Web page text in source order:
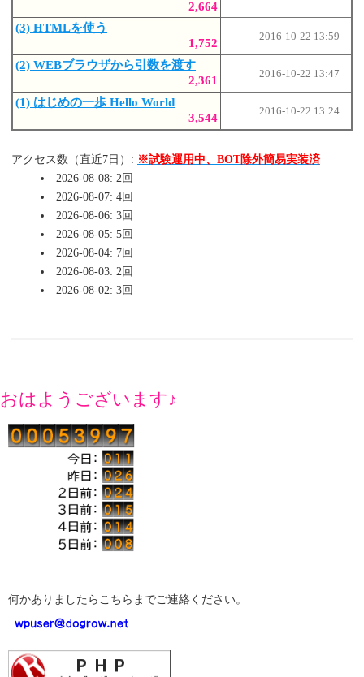
2,664
(3) HTMLを使う
1,752
2016-10-22 13:59
(2) WEBブラウザから引数を渡す
2,361
2016-10-22 13:47
(1) はじめの一歩 Hello World
3,544
2016-10-22 13:24
アクセス数（直近7日）: ※試験運用中、BOT除外簡易実装済
2026-08-08: 2回
2026-08-07: 4回
2026-08-06: 3回
2026-08-05: 5回
2026-08-04: 7回
2026-08-03: 2回
2026-08-02: 3回
おはようございます♪
何かありましたらこちらまでご連絡ください。